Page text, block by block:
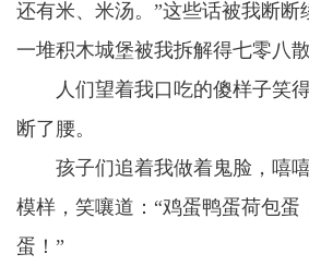
还有米、米汤。”这些话被我断断
一堆积木城堡被我拆解得七零八散
人们望着我口吃的傻样子笑得
断了腰。
孩子们追着我做着鬼脸，嘻嘻
模样，笑嚷道：“鸡蛋鸭蛋荷包蛋
蛋！”